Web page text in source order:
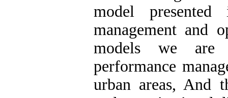
model
management and
models we are
performance
urban areas, And